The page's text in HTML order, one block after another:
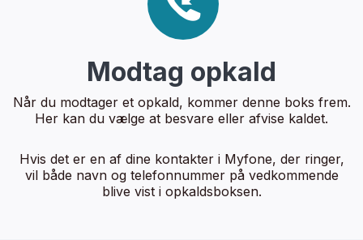
Modtag opkald
Når du modtager et opkald, kommer denne boks frem.
Her kan du vælge at besvare eller afvise kaldet.
Hvis det er en af dine kontakter i Myfone, der ringer,
vil både navn og telefonnummer på vedkommende
blive vist i opkaldsboksen.